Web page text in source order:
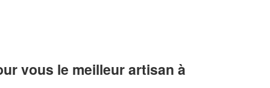
vous le meilleur artisan à